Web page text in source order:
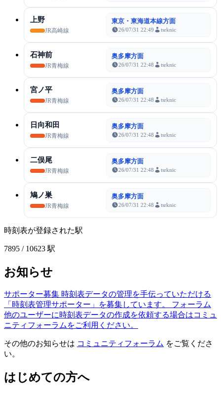
上野
JR高崎線
東京・東海道本線方面
26/07/31 22:49 tsrknic
石神前
JR青梅線
奥多摩方面
26/07/31 22:48 tsrknic
宮ノ平
JR青梅線
奥多摩方面
26/07/31 22:48 tsrknic
日向和田
JR青梅線
奥多摩方面
26/07/31 22:48 tsrknic
二俣尾
JR青梅線
奥多摩方面
26/07/31 22:48 tsrknic
鳩ノ巣
JR青梅線
奥多摩方面
26/07/31 22:48 tsrknic
時刻表が登録された駅
7895 / 10623 駅
お知らせ
サポーター募集 時刻表データの管理を手伝っていただける
「時刻表管理サポーター」を募集しています。
フォーラム
他のユーザーに時刻表データの作成を依頼する場合はコミュ
ニティフォーラムをご利用ください。
その他のお知らせは コミュニティフォーラム をご覧くださ
い。
はじめての方へ